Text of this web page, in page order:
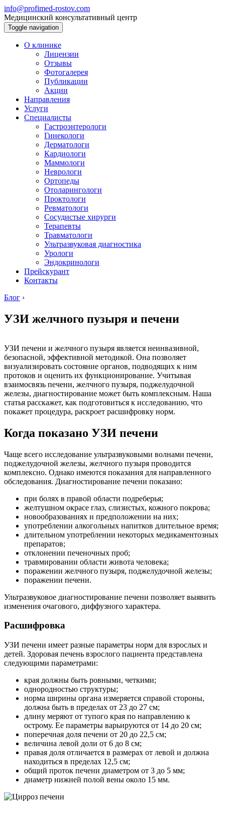
info@profimed-rostov.com
Медицинский консультативный центр
Toggle navigation
О клинике
Лицензии
Отзывы
Фотогалерея
Публикации
Акции
Направления
Услуги
Специалисты
Гастроэнтерологи
Гинекологи
Дерматологи
Кардиологи
Маммологи
Неврологи
Ортопеды
Отоларингологи
Проктологи
Ревматологи
Сосудистые хирурги
Терапевты
Травматологи
Ультразвуковая диагностика
Урологи
Эндокринологи
Прейскурант
Контакты
Блог ›
УЗИ желчного пузыря и печени
УЗИ печени и желчного пузыря является неинвазивной,
безопасной, эффективной методикой. Она позволяет
визуализировать состояние органов, подводящих к ним
протоков и оценить их функционирование. Учитывая
взаимосвязь печени, желчного пузыря, поджелудочной
железы, диагностирование может быть комплексным. Наша
статья расскажет, как подготовиться к исследованию, что
покажет процедура, раскроет расшифровку норм.
Когда показано УЗИ печени
Чаще всего исследование ультразвуковыми волнами печени,
поджелудочной железы, желчного пузыря проводится
комплексно. Однако имеются показания для направленного
обследования. Диагностирование печени показано:
при болях в правой области подреберья;
желтушном окрасе глаз, слизистых, кожного покрова;
новообразованиях и предположении на них;
употреблении алкогольных напитков длительное время;
длительном употреблении некоторых медикаментозных
препаратов;
отклонении печеночных проб;
травмировании области живота человека;
поражении желчного пузыря, поджелудочной железы;
поражении печени.
Ультразвуковое диагностирование печени позволяет выявить
изменения очагового, диффузного характера.
Расшифровка
УЗИ печени имеет разные параметры норм для взрослых и
детей. Здоровая печень взрослого пациента представлена
следующими параметрами:
края должны быть ровными, четкими;
однородностью структуры;
норма ширины органа измеряется справой стороны,
должна быть в пределах от 23 до 27 см;
длину меряют от тупого края по направлению к
острому. Ее параметры варьируются от 14 до 20 см;
поперечная доля печени от 20 до 22,5 см;
величина левой доли от 6 до 8 см;
правая доля отличается в размерах от левой и должна
находиться в пределах 12,5 см;
общий проток печени диаметром от 3 до 5 мм;
диаметр нижней полой вены около 15 мм.